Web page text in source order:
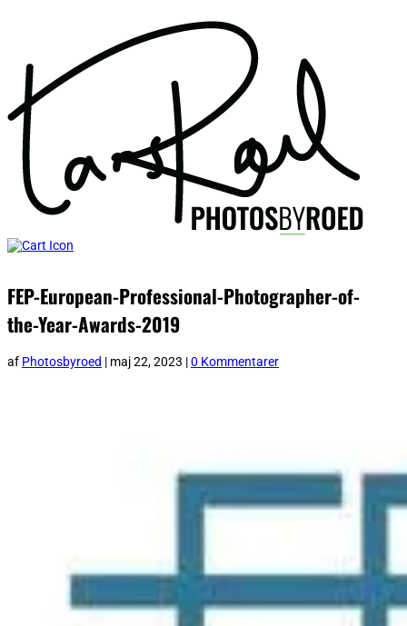
FEP-European-Professional-Photographer-of-
the-Year-Awards-2019
af Photosbyroed | maj 22, 2023 |0 Kommentarer